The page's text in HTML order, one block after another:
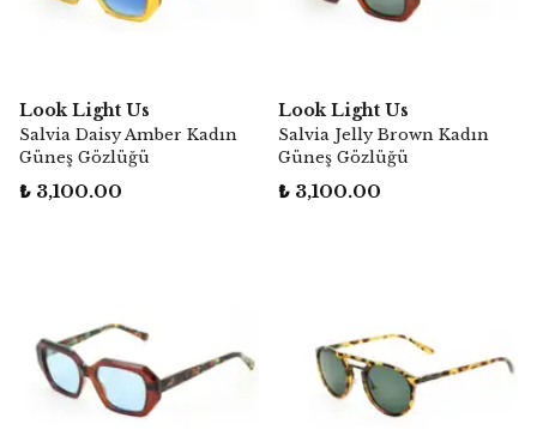
Look Light Us
Salvia Daisy Amber Kadın
Güneş Gözlüğü
₺ 3,100.00
Look Light Us
Salvia Jelly Brown Kadın
Güneş Gözlüğü
₺ 3,100.00